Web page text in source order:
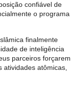
confiável de
o programa
finalmente
de inteligência
parceiros forçarem
atômicas,